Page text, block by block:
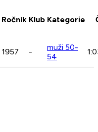
Ročník Klub Kategorie
1957 -
muži 50-
54